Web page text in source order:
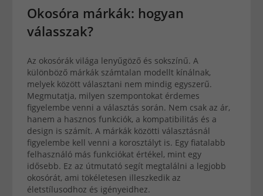
Okosóra márkák: hogyan
válasszak?
Az okosórák világa lenyűgöző és sokszínű. A
különböző márkák számtalan modellt kínálnak,
melyek között választani nem mindig egyszerű.
Megmutatja, milyen szempontokat érdemes
figyelembe venni a választás során. Nem csak az ár,
hanem a hasznos funkciók, a kompatibilitás és a
design is számít. A márkák közötti választásnál
figyelembe kell venni a korosztályt is. Egy fiatalabb
felhasználó más funkciókat értékel, mint egy
idősebb. Ez az útmutató segít megtalálni a legjobb
okosórát, ami tökéletesen illeszkedik az
életstílusodhoz és igényeidhez.